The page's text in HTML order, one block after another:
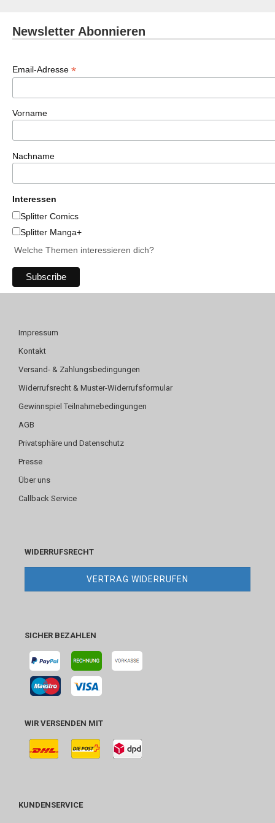
Newsletter Abonnieren
Email-Adresse *
Vorname
Nachname
Interessen
Splitter Comics
Splitter Manga+
Welche Themen interessieren dich?
Impressum
Kontakt
Versand- & Zahlungsbedingungen
Widerrufsrecht & Muster-Widerrufsformular
Gewinnspiel Teilnahmebedingungen
AGB
Privatsphäre und Datenschutz
Presse
Über uns
Callback Service
WIDERRUFSRECHT
VERTRAG WIDERRUFEN
SICHER BEZAHLEN
WIR VERSENDEN MIT
KUNDENSERVICE